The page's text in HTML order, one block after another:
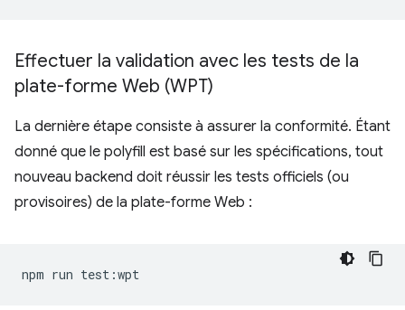
Effectuer la validation avec les tests de la
plate-forme Web (WPT)
La dernière étape consiste à assurer la conformité. Étant
donné que le polyfill est basé sur les spécifications, tout
nouveau backend doit réussir les tests officiels (ou
provisoires) de la plate-forme Web :
npm run